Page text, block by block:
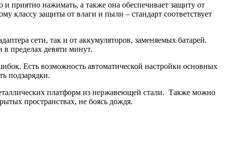
приятно нажимать, а также она обеспечивает защиту от
классу защиты от влаги и пыли – стандарт соответствует
сети, так и от аккумуляторов, заменяемых батарей.
пределах девяти минут.
Есть возможность автоматической настройки основных
подзарядки.
платформ из нержавеющей стали. Также можно
пространствах, не боясь дождя.